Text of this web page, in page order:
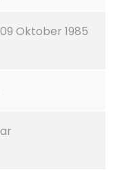
Oktober 1985